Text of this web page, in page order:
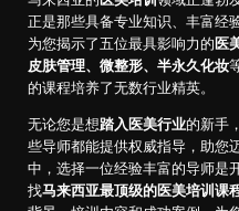
正是那些具备专业知识、丰富经
为您揭示了五位最具影响力的医
皮肤管理、微整形、半永久化妆
的课程培养了无数行业精英。
无论您是想踏入医美行业的新手
些导师都能提供权威指导，助您
中，选择一位经验丰富的导师是
找马来西亚最顶级的医美培训课